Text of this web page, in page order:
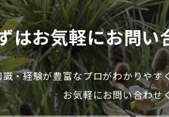
はお気軽にお問い
識・経験が豊富なプロがわかりやす
お気軽にお問い合わせ